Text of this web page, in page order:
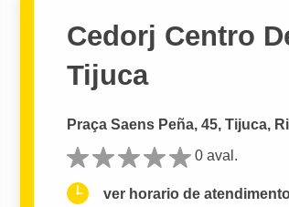
Cedorj Centro
Tijuca
Praça Saens Peña, 45, Tijuca,
0 aval.
ver horario de